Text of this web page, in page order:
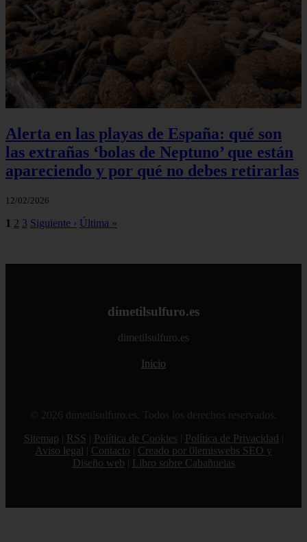
Alerta en las playas de España: qué son
las extrañas ‘bolas de Neptuno’ que están
apareciendo y por qué no debes retirarlas
12/02/2026
1 2 3 Siguiente › Última »
dimetilsulfuro.es
dimetilsulfuro.es
Inicio
© 2026 dimetilsulfuro.es. Todos los derechos reservados.
Sitemap
RSS Política de Cookies Política de Privacidad
Aviso legal
Contacto
Creado por 0lemiswebs SEO y
Diseño web
Libro sobre Cabañuelas